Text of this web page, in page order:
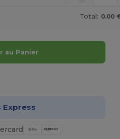
Total: 0.00
au Panier
Express